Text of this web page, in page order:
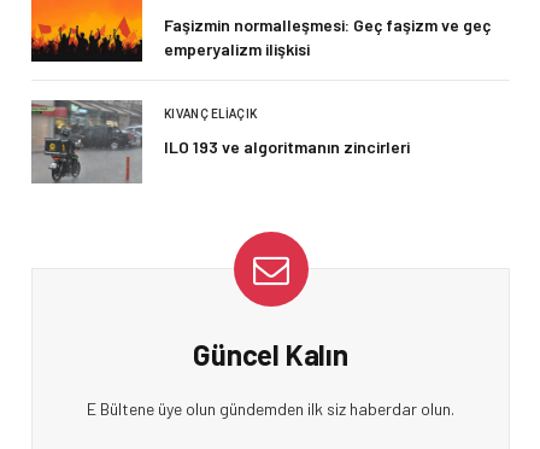
Faşizmin normalleşmesi: Geç faşizm ve geç
emperyalizm ilişkisi
KIVANÇ ELIAÇIK
ILO 193 ve algoritmanın zincirleri
Güncel Kalın
E Bültene üye olun gündemden ilk siz haberdar olun.